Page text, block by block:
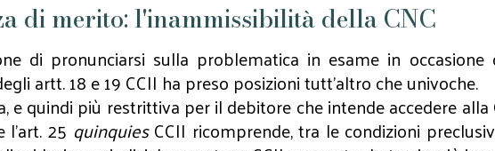
di merito: l'inammissibilità della CNC
di pronunciarsi sulla problematica in esame in
artt. 18 e 19 CCII ha preso posizioni tutt'altro che univoche.
quindi più restrittiva per il debitore che intende accedere
25 quinquiesCCII ricomprende, tra le condizioni